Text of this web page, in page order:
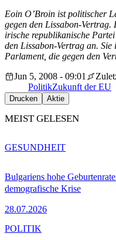
Eoin O’Broin ist politischer
gegen den Lissabon-Vertrag.
irische republikanische
den Lissabon-Vertrag an.
Parlament, die gegen den
Jun 5, 2008 - 09:01
PolitikZukunft der EU
Drucken Aktie
MEIST GELESEN
Bulgariens hohe
demografische Krise
28.07.2026
GESUNDHEIT
POLITIK